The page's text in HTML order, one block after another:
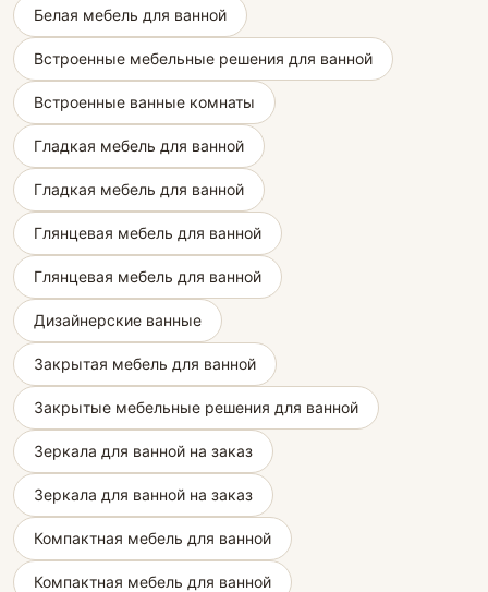
Белая мебель для ванной
Встроенные мебельные решения для ванной
Встроенные ванные комнаты
Гладкая мебель для ванной
Гладкая мебель для ванной
Глянцевая мебель для ванной
Глянцевая мебель для ванной
Дизайнерские ванные
Закрытая мебель для ванной
Закрытые мебельные решения для ванной
Зеркала для ванной на заказ
Зеркала для ванной на заказ
Компактная мебель для ванной
Компактная мебель для ванной